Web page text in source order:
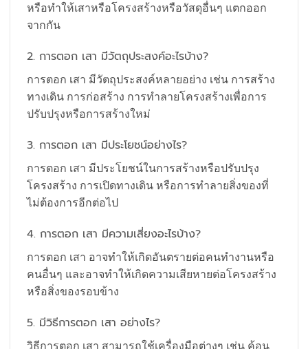
หรือทำให้เสาหรือโครงสร้างหรือวัสดุอื่นๆ แตกออก
จากกัน
2. การตอก เสา มีวัตถุประสงค์อะไรบ้าง?
การตอก เสา มีวัตถุประสงค์หลายอย่าง เช่น การสร้าง
ทางเดิน การก่อสร้าง การทำลายโครงสร้างเพื่อการ
ปรับปรุงหรือการสร้างใหม่
3. การตอก เสา มีประโยชน์อย่างไร?
การตอก เสา มีประโยชน์ในการสร้างหรือปรับปรุง
โครงสร้าง การเปิดทางเดิน หรือการทำลายสิ่งของที่
ไม่ต้องการอีกต่อไป
4. การตอก เสา มีความเสี่ยงอะไรบ้าง?
การตอก เสา อาจทำให้เกิดอันตรายต่อคนทำงานหรือ
คนอื่นๆ และอาจทำให้เกิดความเสียหายต่อโครงสร้าง
หรือสิ่งของรอบข้าง
5. มีวิธีการตอก เสา อย่างไร?
วิธีการตอก เสา สามารถใช้เครื่องมือต่างๆ เช่น ค้อน